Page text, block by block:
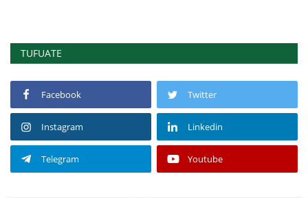
TUFUATE
Facebook Twitter
Instagram Linkedin
Telegram Youtube